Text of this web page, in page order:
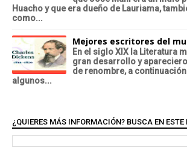
Huacho y que era dueño de Lauriama,
como...
Mejores escritores del
En el siglo XIX la Literatura
gran desarrollo y
de renombre, a
algunos...
¿QUIERES MÁS INFORMACIÓN? BUSCA EN ESTE